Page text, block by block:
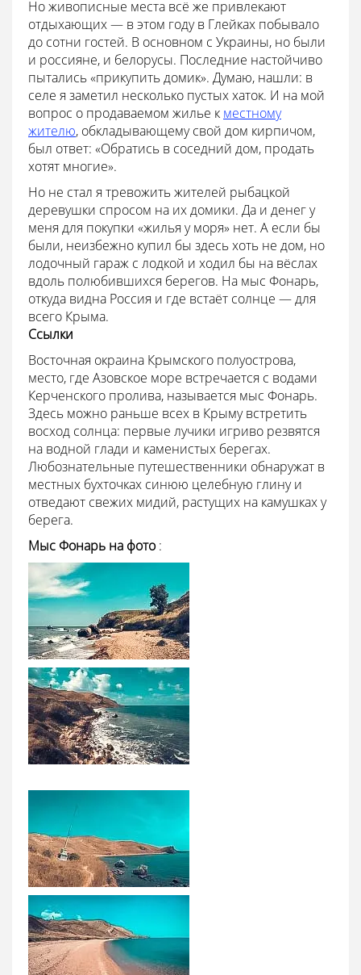
Но живописные места всё же привлекают
отдыхающих — в этом году в Глейках побывало
до сотни гостей. В основном с Украины, но были
и россияне, и белорусы. Последние настойчиво
пытались «прикупить домик». Думаю, нашли: в
селе я заметил несколько пустых хаток. И на мой
вопрос о продаваемом жилье к местному
жителю, обкладывающему свой дом кирпичом,
был ответ: «Обратись в соседний дом, продать
хотят многие».
Но не стал я тревожить жителей рыбацкой
деревушки спросом на их домики. Да и денег у
меня для покупки «жилья у моря» нет. А если бы
были, неизбежно купил бы здесь хоть не дом, но
лодочный гараж с лодкой и ходил бы на вёслах
вдоль полюбившихся берегов. На мыс Фонарь,
откуда видна Россия и где встаёт солнце — для
всего Крыма.
Ссылки
Восточная окраина Крымского полуострова,
место, где Азовское море встречается с водами
Керченского пролива, называется мыс Фонарь.
Здесь можно раньше всех в Крыму встретить
восход солнца: первые лучики игриво резвятся
на водной глади и каменистых берегах.
Любознательные путешественники обнаружат в
местных бухточках синюю целебную глину и
отведают свежих мидий, растущих на камушках у
берега.
Мыс Фонарь на фото :